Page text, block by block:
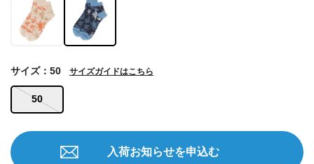
50
サイズ：50 サイズガイドはこちら
入荷お知らせを申込む